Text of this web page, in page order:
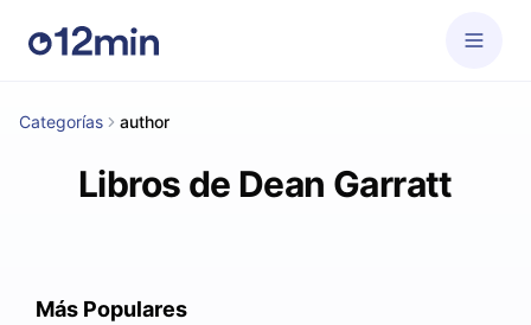
Categorías author
Libros de Dean Garratt
Más Populares